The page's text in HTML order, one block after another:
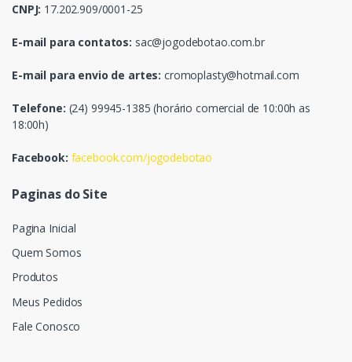
CNPJ: 17.202.909/0001-25
E-mail para contatos: sac@jogodebotao.com.br
E-mail para envio de artes: cromoplasty@hotmail.com
Telefone: (24) 99945-1385 (horário comercial de 10:00h as
18:00h)
Facebook: facebook.com/jogodebotao
Paginas do Site
Pagina Inicial
Quem Somos
Produtos
Meus Pedidos
Fale Conosco